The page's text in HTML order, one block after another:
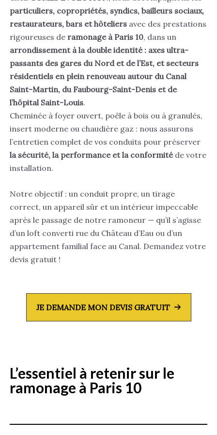
particuliers, copropriétés, syndics, bailleurs sociaux,
restaurateurs, bars et hôteliers avec des prestations
rigoureuses de ramonage à Paris 10, dans un
arrondissement à la double identité : axes ultra-
passants des gares du Nord et de l’Est, et secteurs
résidentiels en plein renouveau autour du Canal
Saint-Martin, du Faubourg-Saint-Denis et de
l’hôpital Saint-Louis.
Cheminée à foyer ouvert, poêle à bois ou à granulés,
insert moderne ou chaudière gaz : nous assurons
l’entretien complet de vos conduits pour préserver
la sécurité, la performance et la conformitéde votre
installation.
Notre objectif : un conduit propre, un tirage
correct, un appareil sûr et un intérieur impeccable
après le passage de notre ramoneur — qu’il s’agisse
d’un loft converti rue du Château d’Eau ou d’un
appartement familial face au Canal. Demandez votre
devis gratuit !
JE DEMANDE MON DEVIS GRATUIT
L’essentiel à retenirsur le
ramonage à Paris 10